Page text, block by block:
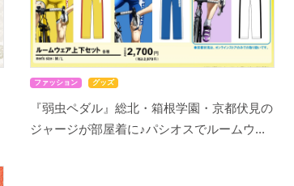
ファッション グッズ
『弱虫ペダル』総北・箱根学園・京都伏見の
ジャージが部屋着に♪パシオスでルームウ...